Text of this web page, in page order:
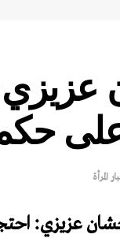
المرأة
عزيزي: